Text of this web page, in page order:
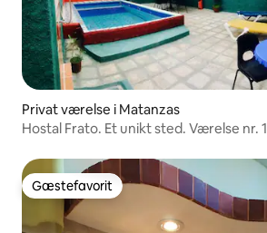
Privat værelse i Matanzas
Hostal Frato. Et unikt sted. Værelse nr. 1
Gæstefavorit
Gæstefavorit